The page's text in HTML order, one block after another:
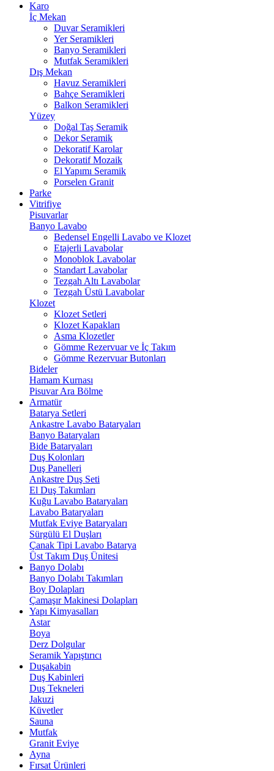
Karo
İç Mekan
Duvar Seramikleri
Yer Seramikleri
Banyo Seramikleri
Mutfak Seramikleri
Dış Mekan
Havuz Seramikleri
Bahçe Seramikleri
Balkon Seramikleri
Yüzey
Doğal Taş Seramik
Dekor Seramik
Dekoratif Karolar
Dekoratif Mozaik
El Yapımı Seramik
Porselen Granit
Parke
Vitrifiye
Pisuvarlar
Banyo Lavabo
Bedensel Engelli Lavabo ve Klozet
Etajerli Lavabolar
Monoblok Lavabolar
Standart Lavabolar
Tezgah Altı Lavabolar
Tezgah Üstü Lavabolar
Klozet
Klozet Setleri
Klozet Kapakları
Asma Klozetler
Gömme Rezervuar ve İç Takım
Gömme Rezervuar Butonları
Bideler
Hamam Kurnası
Pisuvar Ara Bölme
Armatür
Batarya Setleri
Ankastre Lavabo Bataryaları
Banyo Bataryaları
Bide Bataryaları
Duş Kolonları
Duş Panelleri
Ankastre Duş Seti
El Duş Takımları
Kuğu Lavabo Bataryaları
Lavabo Bataryaları
Mutfak Eviye Bataryaları
Sürgülü El Duşları
Çanak Tipi Lavabo Batarya
Üst Takım Duş Ünitesi
Banyo Dolabı
Banyo Dolabı Takımları
Boy Dolapları
Çamaşır Makinesi Dolapları
Yapı Kimyasalları
Astar
Boya
Derz Dolgular
Seramik Yapıştırıcı
Duşakabin
Duş Kabinleri
Duş Tekneleri
Jakuzi
Küvetler
Sauna
Mutfak
Granit Eviye
Ayna
Fırsat Ürünleri